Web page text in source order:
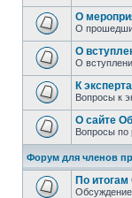
О
О
О
О
К
Вопросы к
О сайте
Вопросы по
Форум для членов
По